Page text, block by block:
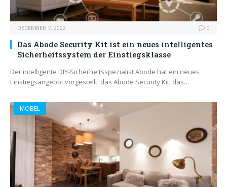
DECEMBER 7, 2022 0
Das Abode Security Kit ist ein neues intelligentes
Sicherheitssystem der Einstiegsklasse
Der intelligente DIY-Sicherheitsspezialist Abode hat ein neues
Einstiegsangebot vorgestellt: das Abode Security Kit, das…
MÖBEL